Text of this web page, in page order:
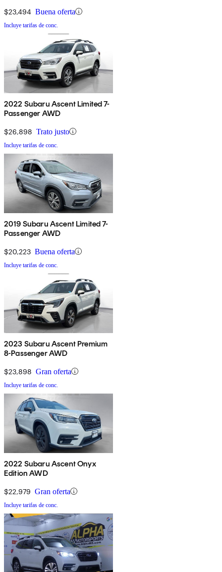
$23,494 Buena oferta
Incluye tarifas de conc.
2022 Subaru Ascent Limited 7-
Passenger AWD
$26,898 Trato justo
Incluye tarifas de conc.
2019 Subaru Ascent Limited 7-
Passenger AWD
$20,223 Buena oferta
Incluye tarifas de conc.
2023 Subaru Ascent Premium
8-Passenger AWD
$23,898 Gran oferta
Incluye tarifas de conc.
2022 Subaru Ascent Onyx
Edition AWD
$22,979 Gran oferta
Incluye tarifas de conc.